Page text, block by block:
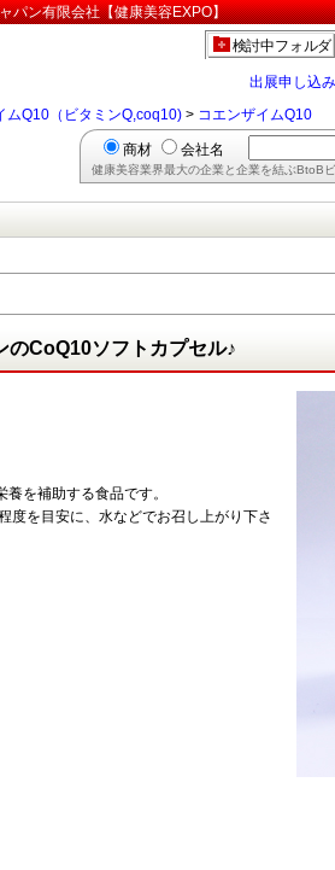
パン有限会社【健康美容EXPO】
検討中フォルダ
出展申し込み
ムQ10（ビタミンQ,coq10) > コエンザイムQ10
商材 会社名
健康美容業界最大の企業と企業を結ぶBtoB
のCoQ10ソフトカプセル♪
を補助する食品です。
度を目安に、水などでお召し上がり下さ